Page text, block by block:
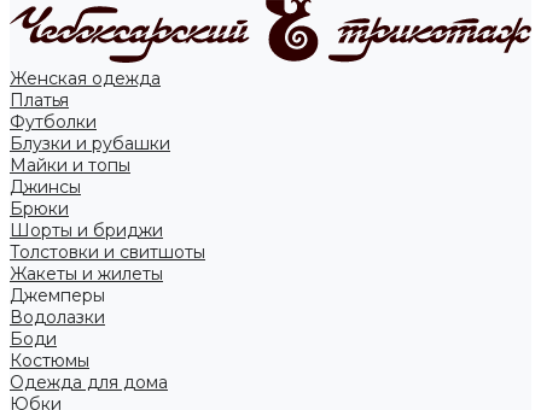
Женская одежда
Платья
Футболки
Блузки и рубашки
Майки и топы
Джинсы
Брюки
Шорты и бриджи
Толстовки и свитшоты
Жакеты и жилеты
Джемперы
Водолазки
Боди
Костюмы
Одежда для дома
Юбки